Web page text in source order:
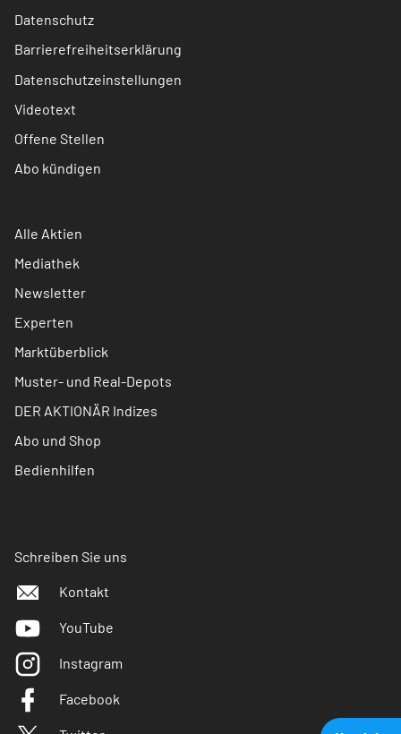
Datenschutz
Barrierefreiheitserklärung
Datenschutzeinstellungen
Videotext
Offene Stellen
Abo kündigen
Alle Aktien
Mediathek
Newsletter
Experten
Marktüberblick
Muster- und Real-Depots
DER AKTIONÄR Indizes
Abo und Shop
Bedienhilfen
Schreiben Sie uns
Kontakt
YouTube
Instagram
Facebook